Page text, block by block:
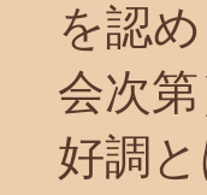
を認
会次
好調